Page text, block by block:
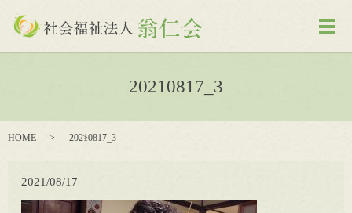
メ
20210817_3
HOME 20210817_3
2021/08/17